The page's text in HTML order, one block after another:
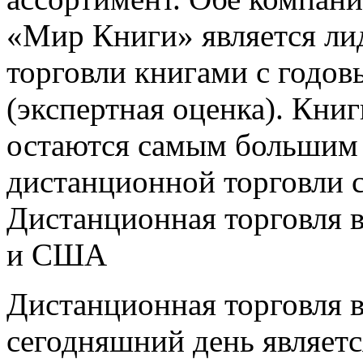
«Мир Книги» является
торговли книгами с
(экспертная оценка).
остаются самым большим
дистанционной торговли
Дистанционная
и США
Дистанционная
сегодняшний день